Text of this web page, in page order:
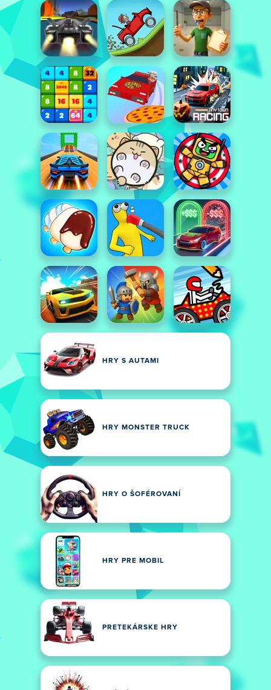
HRY S AUTAMI
HRY MONSTER TRUCK
HRY O ŠOFÉROVANÍ
HRY PRE MOBIL
PRETEKÁRSKE HRY